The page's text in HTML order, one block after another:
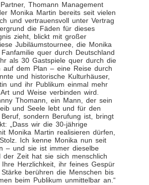
Thomann Management
Monika Martin bereits seit vielen
und vertrauensvoll unter Vertrag
die Fäden für dieses
zieht, blickt mit großer
Jubiläumstournee, die Monika
quer durch Deutschland
als 30 Gastspiele quer durch die
auf dem Plan – eine Reise durch
und historische Kulturhäuser,
und ihr Publikum einmal mehr
und Weise verbinden wird.
Thomann, ein Mann, der sein
und Seele lebt und für den
sondern Berufung ist, bringt
„Dass wir die 30-jährige
Monika Martin realisieren dürfen,
Ich kenne Monika nun seit
– und sie ist immer dieselbe
der Zeit hat sie sich menschlich
Herzlichkeit, ihr feines Gespür
berühren die Menschen bis
beim Publikum unmittelbar an.“